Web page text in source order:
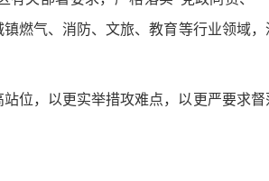
燃气、消防、文旅、教育等行业领域
位，以更实举措攻难点，以更严要求